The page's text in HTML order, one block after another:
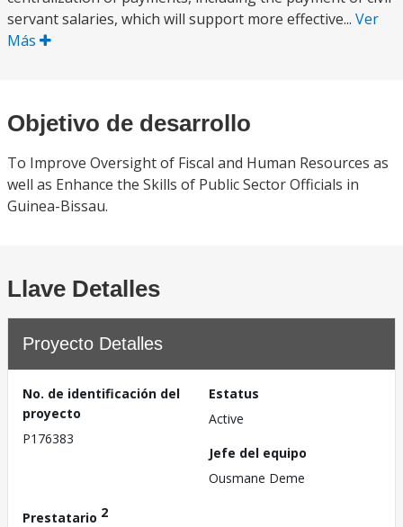
servant salaries, which will support more effective... Ver
Más
Objetivo de desarrollo
To Improve Oversight of Fiscal and Human Resources as
well as Enhance the Skills of Public Sector Officials in
Guinea-Bissau.
Llave Detalles
Proyecto Detalles
No. de identificación del
proyecto
P176383
Estatus
Active
Jefe del equipo
Ousmane Deme
Prestatario 2